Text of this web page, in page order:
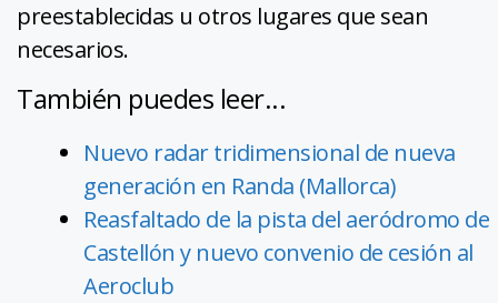
preestablecidas u otros lugares que sean
necesarios.
También puedes leer...
Nuevo radar tridimensional de nueva
generación en Randa (Mallorca)
Reasfaltado de la pista del aeródromo de
Castellón y nuevo convenio de cesión al
Aeroclub